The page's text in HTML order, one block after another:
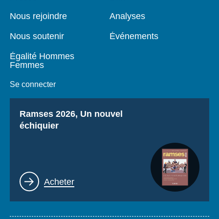
Nous rejoindre
Nous soutenir
Égalité Hommes
Femmes
Se connecter
Analyses
Événements
Titre
Ramses 2026, Un nouvel
échiquier
Lien
Acheter